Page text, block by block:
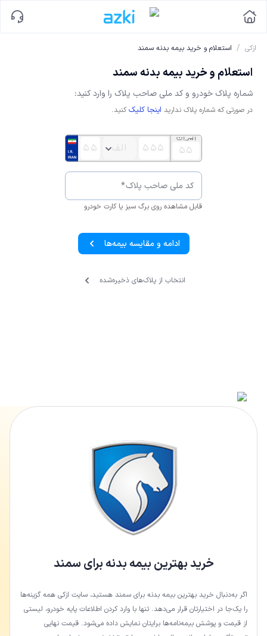
ازکی / استعلام و خرید بیمه بدنه سمند
استعلام و خرید بیمه بدنه سمند
شماره پلاک خودرو و کد ملی صاحب پلاک را وارد کنید:
در صورتی که شماره پلاک ندارید اینجا کلیک کنید.
کد ملی صاحب پلاک*
قابل مشاهده روی برگ سبز یا کارت خودرو
ادامه و مقایسه بیمه‌ها
انتخاب از پلاک‌های ذخیره‌‌شده
خرید بهترین بیمه بدنه برای سمند
اگر به‌دنبال خرید بهترین بیمه بدنه برای سمند هستید، سایت ازکی همه گزینه‌ها
را یک‌جا در اختیارتان قرار می‌دهد. تنها با وارد کردن اطلاعات پایه خودرو، لیستی
از قیمت و پوشش بیمه‌نامه‌ها برایتان نمایش داده می‌شود. قیمت نهایی